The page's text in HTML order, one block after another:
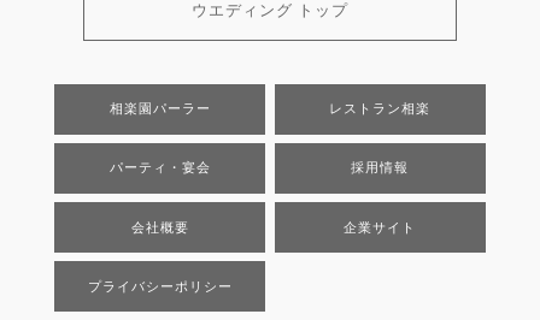
ウエディング トップ
相楽園パーラー レストラン相楽
パーティ・宴会 採用情報
会社概要 企業サイト
プライバシーポリシー